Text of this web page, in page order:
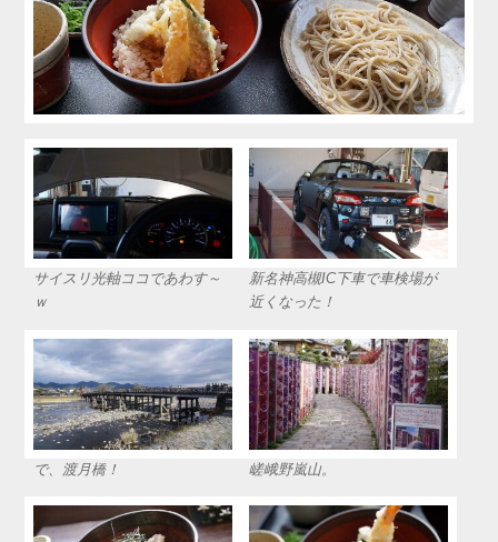
サイスリ光軸ココであわす～
ｗ
新名神高槻IC下車で車検場が
近くなった！
で、渡月橋！ 嵯峨野嵐山。